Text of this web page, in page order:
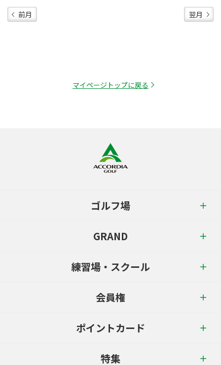
前月 翌月
マイページトップに戻る
ゴルフ場
GRAND
練習場・スクール
会員権
ポイントカード
特集